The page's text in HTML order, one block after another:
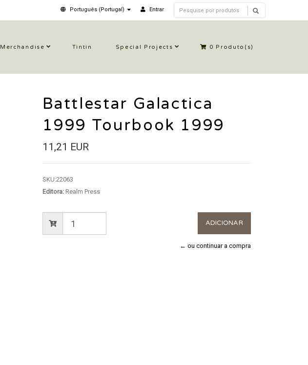
Português (Portugal) Entrar
Merchandise Tintin Special Projects 0 Produto(s)
Battlestar Galactica
1999 Tourbook 1999
11,21 EUR
SKU:22063
Editora:Realm Press
← ou continuar a compra